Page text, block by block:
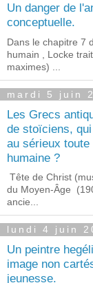
Un danger de
conceptuelle.
Dans le chapitre 7
humain , Locke
maximes) ...
mardi 5 juin
Les Grecs
de stoïciens,
au sérieux toute
humaine ?
Tête de Christ
du Moyen-Âge
ancie...
lundi 4 juin
Un peintre
image non
jeunesse.